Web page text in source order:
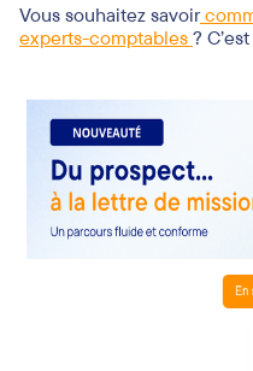
Vous souhaitez savoir
experts-comptables ?